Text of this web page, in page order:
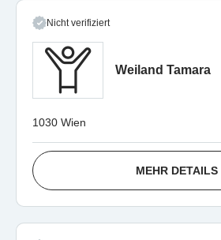
Nicht verifiziert
Weiland Tamara
1030 Wien
MEHR DETAILS